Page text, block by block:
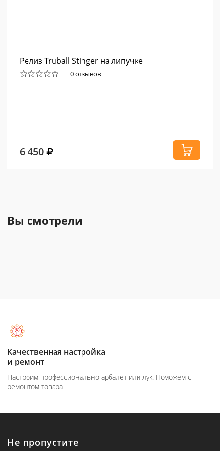
Релиз Truball Stinger на липучке
0 отзывов
6 450
Вы смотрели
Качественная настройка
и ремонт
Настроим профессионально арбалет или лук. Поможем с
ремонтом товара
Не пропустите